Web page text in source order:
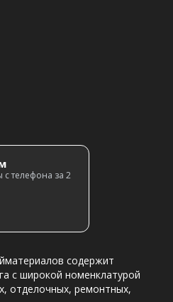
с телефона за 2
содержит
с широкой номенклатурой
отделочных, ремонтных,